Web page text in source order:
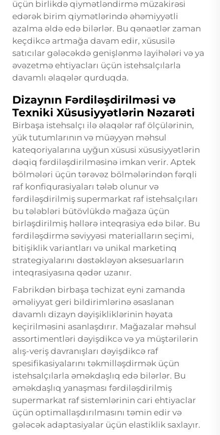
üçün birlikdə qiymətləndirmə müzakirəsi
edərək birim qiymətlərində əhəmiyyətli
azalma əldə edə bilərlər. Bu qənaətlər zaman
keçdikcə artmağa davam edir, xüsusilə
satıcılar gələcəkdə genişlənmə layihələri və ya
əvəzetmə ehtiyacları üçün istehsalçılarla
davamlı əlaqələr qurduqda.
Dizaynın Fərdiləşdirilməsi və
Texniki Xüsusiyyətlərin Nəzarəti
Birbaşa istehsalçı ilə əlaqələr raf ölçülərinin,
yük tutumlarının və müəyyən məhsul
kateqoriyalarına uyğun xüsusi xüsusiyyətlərin
dəqiq fərdiləşdirilməsinə imkan verir. Aptek
bölmələri üçün tərəvəz bölmələrindən fərqli
raf konfiqurasiyaları tələb olunur və
fərdiləşdirilmiş supermarkat raf istehsalçıları
bu tələbləri bütövlükdə mağaza üçün
birləşdirilmiş həllərə inteqrasiya edə bilər. Bu
fərdiləşdirmə səviyyəsi materialların seçimi,
bitişiklik variantları və unikal marketinq
strategiyalarını dəstəkləyən aksesuarların
inteqrasiyasına qədər uzanır.
Fabrikdən birbaşa təchizat eyni zamanda
əməliyyat geri bildirimlərinə əsaslanan
davamlı dizayn dəyişikliklərinin həyata
keçirilməsini asanlaşdırır. Mağazalar məhsul
assortimentləri dəyişdikcə və ya müştərilərin
alış-veriş davranışları dəyişdikcə raf
spesifikasiyalarını təkmilləşdirmək üçün
istehsalçılarla əməkdaşlıq edə bilərlər. Bu
əməkdaşlıq yanaşması fərdiləşdirilmiş
supermarkat raf sistemlərinin cari ehtiyaclar
üçün optimallaşdırılmasını təmin edir və
gələcək adaptasiyalar üçün elastiklik saxlayır.